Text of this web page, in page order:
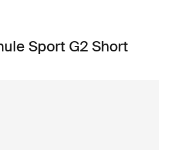
Sport G2 Short